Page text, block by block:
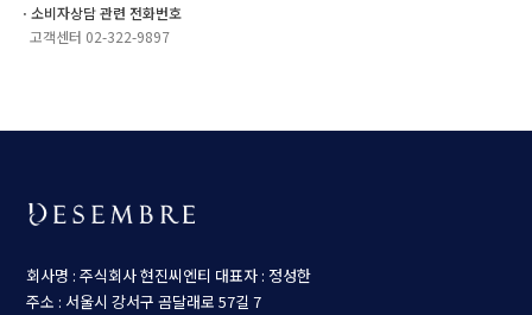
ㆍ소비자상담 관련 전화번호
고객센터 02-322-9897
회사명 : 주식회사 현진씨엔티 대표자 : 정성한
주소 : 서울시 강서구 곰달래로 57길 7